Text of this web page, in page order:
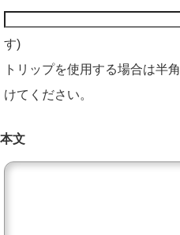
す)
トリップを使用する場合は半
けてください。
本文